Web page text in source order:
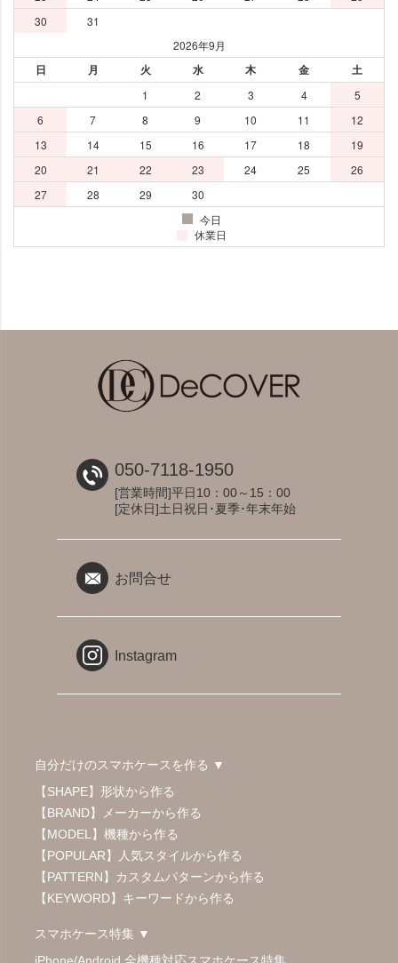
050-7118-1950
[営業時間]平日10：00～15：00
[定休日]土日祝日･夏季･年末年始
お問合せ
Instagram
自分だけのスマホケースを作る ▼
【SHAPE】形状から作る
【BRAND】メーカーから作る
【MODEL】機種から作る
【POPULAR】人気スタイルから作る
【PATTERN】カスタムパターンから作る
【KEYWORD】キーワードから作る
スマホケース特集 ▼